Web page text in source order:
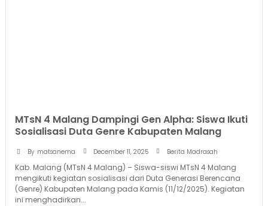
MTsN 4 Malang Dampingi Gen Alpha: Siswa Ikuti
Sosialisasi Duta Genre Kabupaten Malang
By matsanema December 11, 2025 Berita Madrasah
Kab. Malang (MTsN 4 Malang) – Siswa-siswi MTsN 4 Malang
mengikuti kegiatan sosialisasi dari Duta Generasi Berencana
(Genre) Kabupaten Malang pada Kamis (11/12/2025). Kegiatan
ini menghadirkan...